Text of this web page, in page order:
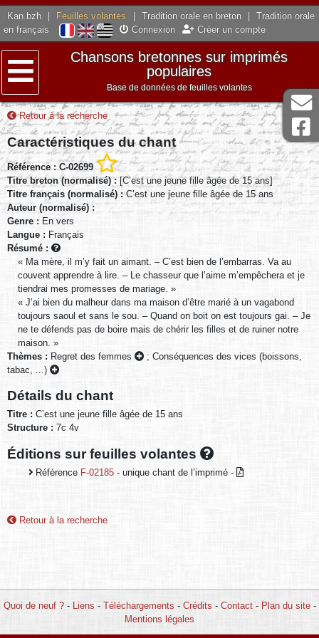
Kan.bzh Feuilles volantes Tradition orale en breton
Tradition orale
en français
Connexion Créer un compte
Menu
Chansons bretonnes sur imprimés
populaires
Base de données de feuilles volantes
Retour à la recherche
Caractéristiques du chant
Référence : C-02699
Titre breton (normalisé) :[C’est une jeune fille âgée de 15 ans]
Titre français (normalisé) :C’est une jeune fille âgée de 15 ans
Auteur (normalisé) :
Genre : En vers
Langue : Français
Résumé :
« Ma mère, il m’y fait un aimant. – C’est bien de l’embarras. Va au
couvent apprendre à lire. – Le chasseur que l’aime m’empêchera et je
tiendrai mes promesses de mariage. »
« J’ai bien du malheur dans ma maison d’être marié à un vagabond
toujours saoul et sans le sou. – Quand on boit on est toujours gai. – Je
ne te défends pas de boire mais de chérir les filles et de ruiner notre
maison. »
Thèmes : Regret des femmes ; Conséquences des vices (boissons,
tabac, ...)
Détails du chant
Titre : C’est une jeune fille âgée de 15 ans
Structure : 7c 4v
Éditions sur feuilles volantes
Référence F-02185 - unique chant de l’imprimé -
Retour à la recherche
Quoi de neuf ?- Liens - Téléchargements - Crédits - Contact- Plan du site-
Mentions légales